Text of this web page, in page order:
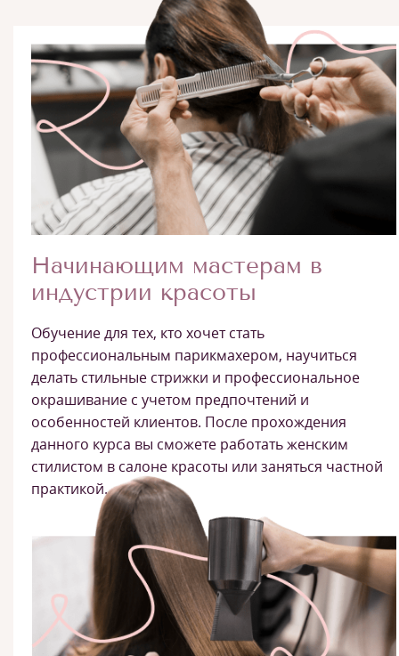
Начинающим мастерам в
индустрии красоты
Обучение для тех, кто хочет стать
профессиональным парикмахером, научиться
делать стильные стрижки и профессиональное
окрашивание с учетом предпочтений и
особенностей клиентов. После прохождения
данного курса вы сможете работать женским
стилистом в салоне красоты или заняться частной
практикой.